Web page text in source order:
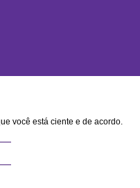
você está ciente e de acordo.